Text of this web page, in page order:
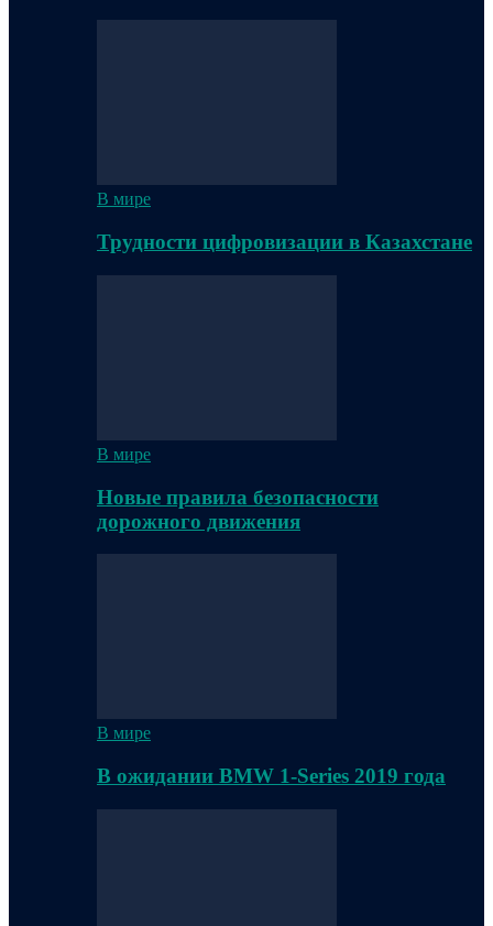
В мире
Трудности цифровизации в Казахстане
В мире
Новые правила безопасности
дорожного движения
В мире
В ожидании BMW 1-Series 2019 года